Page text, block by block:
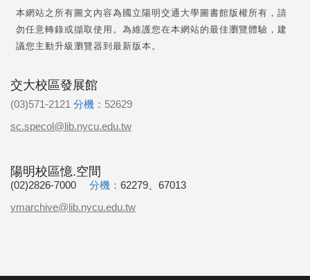
本網站之所有圖文內容為國立陽明交通大學圖書館版權所有，請
勿任意轉錄或擷取使用。為維護您在本網站的最佳瀏覽體驗，建
議您主動升級瀏覽器到最新版本。
交大校區發展館
(03)571-2121 分機： 52629
sc.specol@lib.nycu.edu.tw
陽明校區憶.空間
(02)2826-7000 分機： 62279、67013
ymarchive@lib.nycu.edu.tw